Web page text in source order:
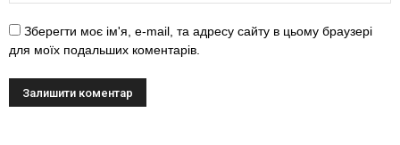
Зберегти моє ім'я, e-mail, та адресу сайту в цьому браузері
для моїх подальших коментарів.